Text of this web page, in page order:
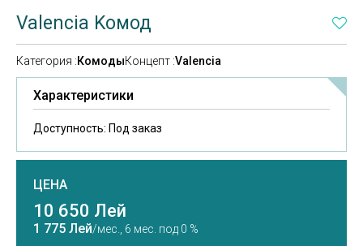
Valencia Kомод
Категория :КомодыКонцепт :Valencia
Характеристики
Доступность: Под заказ
ЦЕНА
10 650 Лей
1 775 Лей/мес., 6 мес. под 0 %